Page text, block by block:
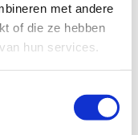
met andere
of die ze hebben
hun services.
/ bestellen